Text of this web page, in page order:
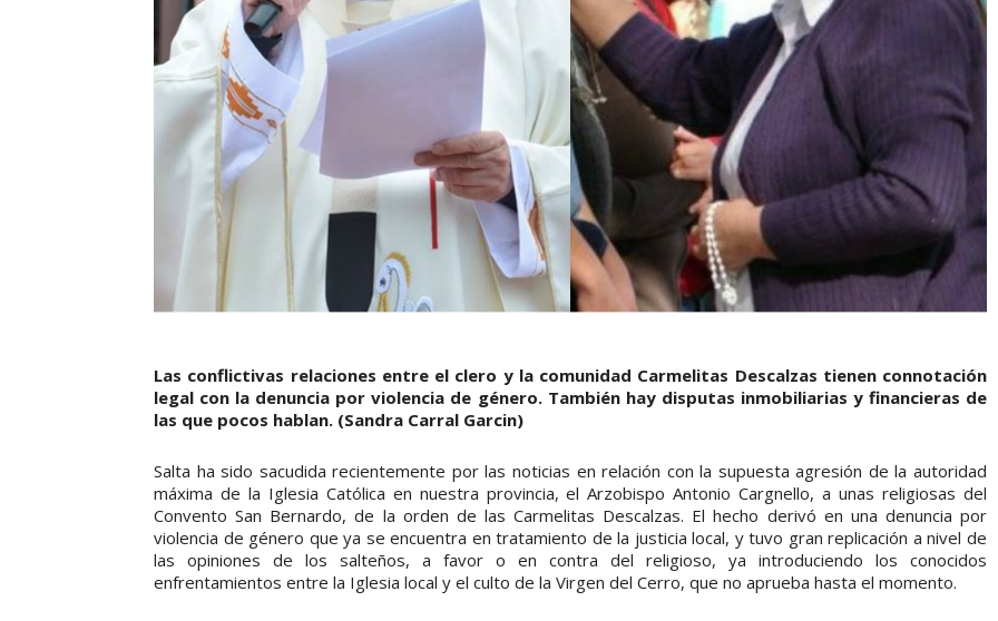
Las conflictivas relaciones entre el clero y la comunidad Carmelitas Descalzas tienen connotación
legal con la denuncia por violencia de género. También hay disputas inmobiliarias y financieras de
las que pocos hablan. (Sandra Carral Garcin)
Salta ha sido sacudida recientemente por las noticias en relación con la supuesta agresión de la autoridad
máxima de la Iglesia Católica en nuestra provincia, el Arzobispo Antonio Cargnello, a unas religiosas del
Convento San Bernardo, de la orden de las Carmelitas Descalzas. El hecho derivó en una denuncia por
violencia de género que ya se encuentra en tratamiento de la justicia local, y tuvo gran replicación a nivel de
las opiniones de los salteños, a favor o en contra del religioso, ya introduciendo los conocidos
enfrentamientos entre la Iglesia local y el culto de la Virgen del Cerro, que no aprueba hasta el momento.